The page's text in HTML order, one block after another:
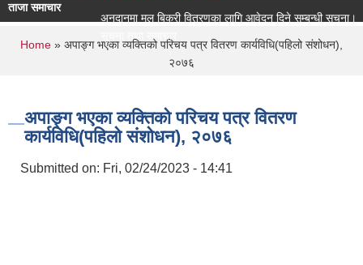
ताजा समाचार
अनुदानमा मल बिक्री वितरणका लागि आवेदन दिने सम्बन्धी सूचना।
सूचना तथा समाचार
You are here
Home » अपाङ्ग भएका व्यक्तिको परिचय पत्र वितरण कार्यविधि(पहिलो संशोधन),
२०७६
अपाङ्ग भएका व्यक्तिको परिचय पत्र वितरण
कार्यविधि(पहिलो संशोधन), २०७६
Submitted on: Fri, 02/24/2023 - 14:41